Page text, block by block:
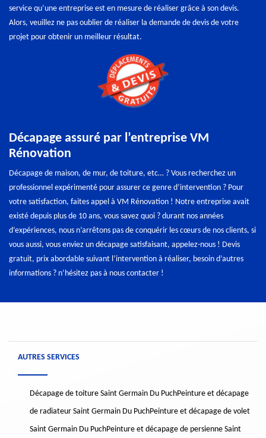
service qu’une entreprise est en mesure de réaliser grâce à son devis.
Alors, veuillez ne pas oublier de réaliser la demande de devis de votre
projet pour obtenir un meilleur résultat.
Décapage assuré par l’entreprise VM
Rénovation
Décapage de maison, de mur, de toiture, etc… ? Vous recherchez un
professionnel expérimenté pour assurer ce genre d’intervention ? Pour
votre satisfaction, faites appel à VM Rénovation ! Notre entreprise avait
existé depuis plus de 10 ans, vous savez quoi ? durant nos années
d’expériences, nous n’arrêtons pas de conquérir les cœurs de nos clients, si
vous aussi, vous enviez un décapage satisfaisant, appelez-nous ! Devis
gratuit, prix abordable suivant l’intervention à réaliser, besoin d’autres
informations ? n’hésitez pas à nous contacter !
AUTRES SERVICES
Décapage de toiture Saint Germain Du PuchPeinture et décapage
de radiateur Saint Germain Du PuchPeinture et décapage de volet
Saint Germain Du PuchPeinture et décapage de persienne Saint